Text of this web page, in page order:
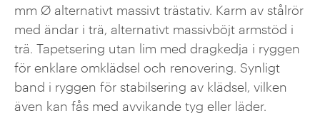
mm Ø alternativt massivt trästativ. Karm av stålrör
med ändar i trä, alternativt massivböjt armstöd i
trä. Tapetsering utan lim med dragkedja i ryggen
för enklare omklädsel och renovering. Synligt
band i ryggen för stabilsering av klädsel, vilken
även kan fås med avvikande tyg eller läder.